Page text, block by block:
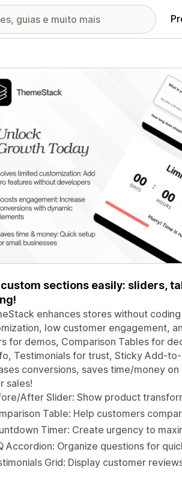
sections easily: sliders,
enhances stores without
low customer engagement,
for demos, Comparison Tables for
Testimonials for trust, Sticky Add-
conversions, saves time/money
sales!
After Slider: Show product
Table: Help customers
Timer: Create urgency to
Accordion: Organize questions for
Grid: Display customer